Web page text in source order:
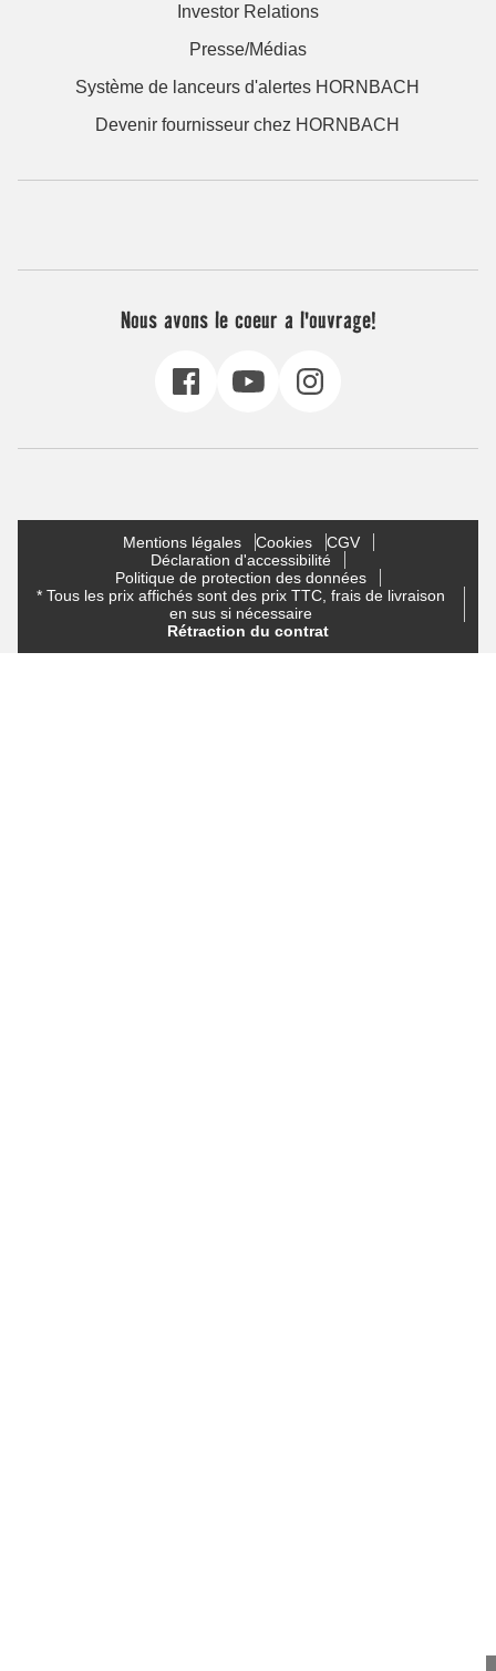
Investor Relations
Presse/Médias
Système de lanceurs d'alertes HORNBACH
Devenir fournisseur chez HORNBACH
Nous avons le coeur a l'ouvrage!
Mentions légales Cookies
CGV
Déclaration d'accessibilité
Politique de protection des données
* Tous les prix affichés sont des prix TTC, frais de livraison
en sus si nécessaire
Rétraction du contrat